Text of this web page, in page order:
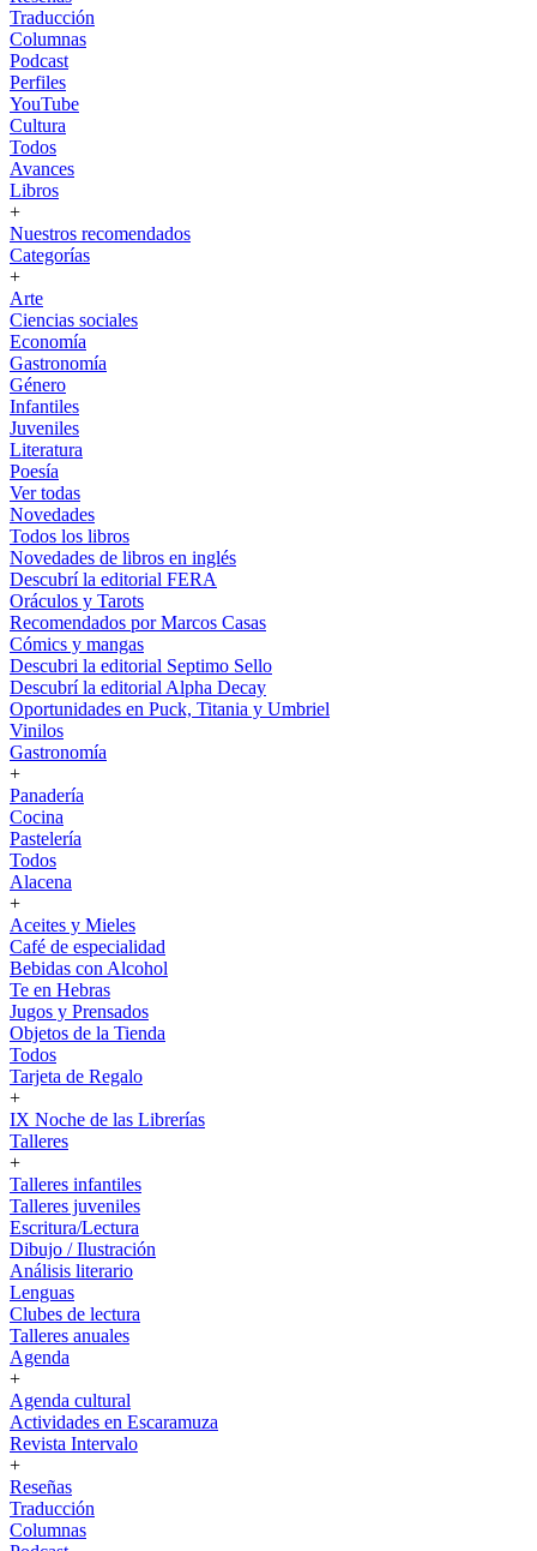
Traducción
Columnas
Podcast
Perfiles
YouTube
Cultura
Todos
Avances
Libros
+
Nuestros recomendados
Categorías
+
Arte
Ciencias sociales
Economía
Gastronomía
Género
Infantiles
Juveniles
Literatura
Poesía
Ver todas
Novedades
Todos los libros
Novedades de libros en inglés
Descubrí la editorial FERA
Oráculos y Tarots
Recomendados por Marcos Casas
Cómics y mangas
Descubri la editorial Septimo Sello
Descubrí la editorial Alpha Decay
Oportunidades en Puck, Titania y Umbriel
Vinilos
Gastronomía
+
Panadería
Cocina
Pastelería
Todos
Alacena
+
Aceites y Mieles
Café de especialidad
Bebidas con Alcohol
Te en Hebras
Jugos y Prensados
Objetos de la Tienda
Todos
Tarjeta de Regalo
+
IX Noche de las Librerías
Talleres
+
Talleres infantiles
Talleres juveniles
Escritura/Lectura
Dibujo / Ilustración
Análisis literario
Lenguas
Clubes de lectura
Talleres anuales
Agenda
+
Agenda cultural
Actividades en Escaramuza
Revista Intervalo
+
Reseñas
Traducción
Columnas